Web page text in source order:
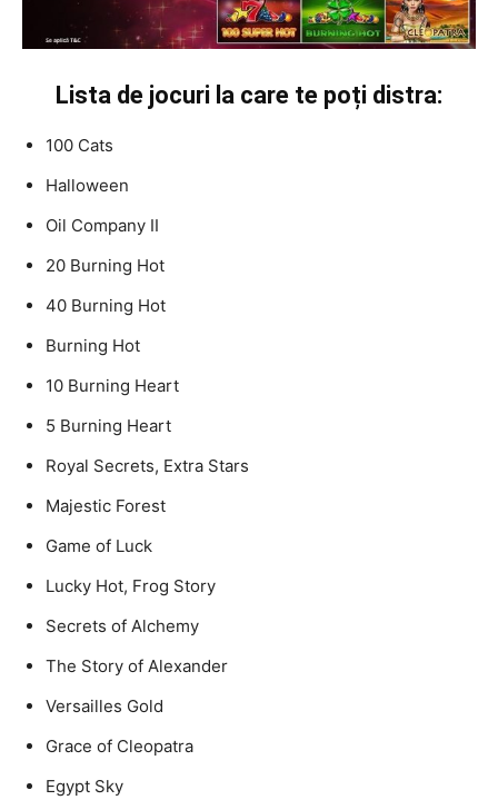
Lista de jocuri la care te poți distra:
100 Cats
Halloween
Oil Company II
20 Burning Hot
40 Burning Hot
Burning Hot
10 Burning Heart
5 Burning Heart
Royal Secrets, Extra Stars
Majestic Forest
Game of Luck
Lucky Hot, Frog Story
Secrets of Alchemy
The Story of Alexander
Versailles Gold
Grace of Cleopatra
Egypt Sky